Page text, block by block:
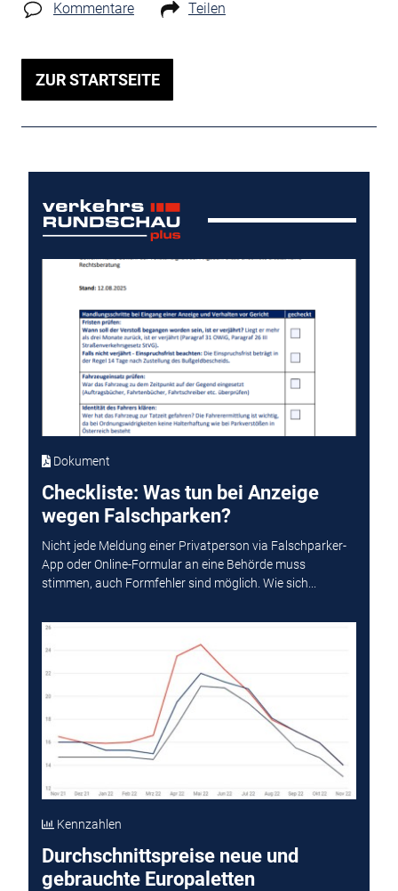
Kommentare Teilen
ZUR STARTSEITE
Dokument
Checkliste: Was tun bei Anzeige
wegen Falschparken?
Nicht jede Meldung einer Privatperson via Falschparker-
App oder Online-Formular an eine Behörde muss
stimmen, auch Formfehler sind möglich. Wie sich...
Kennzahlen
Durchschnittspreise neue und
gebrauchte Europaletten